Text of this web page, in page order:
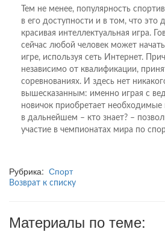
Тем не менее, популярность
в его доступности и в том, что это
красивая интеллектуальная игра.
сейчас любой человек может
игре, используя сеть Интернет.
независимо от квалификации,
соревнованиях. И здесь нет
вышесказанным: именно играя с
новичок приобретает необходимые
в дальнейшем – кто знает? –
участие в чемпионатах мира по
Рубрика: Спорт
Возврат к списку
Материалы по теме: